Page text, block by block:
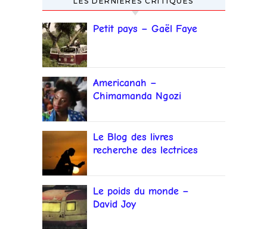
Petit pays – Gaël Faye
Americanah –
Chimamanda Ngozi
Le Blog des livres
recherche des lectrices
Le poids du monde –
David Joy